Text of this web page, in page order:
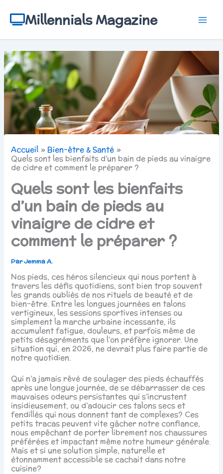
contenuMillennials Magazine
Accueil
Bien-être & Santé
Quels sont les bienfaits d’un bain de pieds au vinaigre
de cidre et comment le préparer ?
Quels sont les bienfaits
d’un bain de pieds au
vinaigre de cidre et
comment le préparer ?
ParJemma A.
Nos pieds, ces héros silencieux qui nous portent à
travers les défis quotidiens, sont bien trop souvent
les grands oubliés de nos rituels de beauté et de
bien-être. Entre les longues journées en talons
vertigineux, les sessions sportives intenses ou
simplement la marche urbaine incessante, ils
accumulent fatigue, douleurs, et parfois même de
petits désagréments que l’on préfère ignorer. Une
situation qui, en 2026, ne devrait plus faire partie de
notre quotidien.
Qui n’a jamais rêvé de soulager des pieds échauffés
après une longue journée, de se débarrasser de ces
mauvaises odeurs persistantes qui s’incrustent
insidieusement, ou d’adoucir ces talons secs et
fendillés qui nous donnent tant de complexes? Ces
petits tracas peuvent vite gâcher notre confiance,
nous empêchant de porter librement nos chaussures
préférées et impactant même notre humeur générale.
Mais et si une solution simple, naturelle et
étonnamment accessible se cachait dans notre
cuisine?